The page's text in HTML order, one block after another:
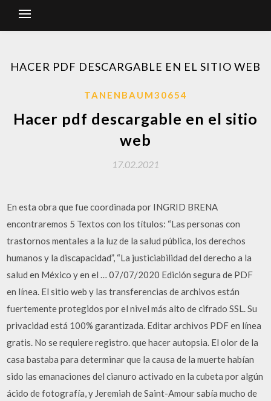
HACER PDF DESCARGABLE EN EL SITIO WEB
TANENBAUM30654
Hacer pdf descargable en el sitio
web
17.02.2021
En esta obra que fue coordinada por INGRID BRENA
encontraremos 5 Textos con los títulos: “Las personas con
trastornos mentales a la luz de la salud pública, los derechos
humanos y la discapacidad”, “La justiciabilidad del derecho a la
salud en México y en el … 07/07/2020 Edición segura de PDF
en línea. El sitio web y las transferencias de archivos están
fuertemente protegidos por el nivel más alto de cifrado SSL. Su
privacidad está 100% garantizada. Editar archivos PDF en línea
gratis. No se requiere registro. que hacer autopsia. El olor de la
casa bastaba para determinar que la causa de la muerte habían
sido las emanaciones del cianuro activado en la cubeta por algún
ácido de fotografía, y Jeremiah de Saint-Amour sabía mucho de